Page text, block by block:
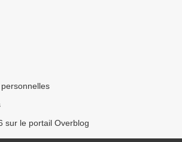
sur le portail Overblog